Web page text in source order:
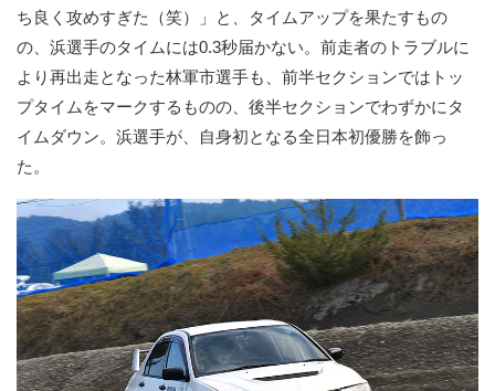
ち良く攻めすぎた（笑）」と、タイムアップを果たすもの
の、浜選手のタイムには0.3秒届かない。前走者のトラブルに
より再出走となった林軍市選手も、前半セクションではトッ
プタイムをマークするものの、後半セクションでわずかにタ
イムダウン。浜選手が、自身初となる全日本初優勝を飾っ
た。